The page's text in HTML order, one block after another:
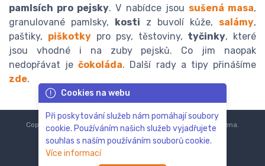
pamlsích pro pejsky. V nabídce jsou sušená masa,
granulované pamlsky, kosti z buvolí kůže, salámy,
paštiky, piškotky pro psy, těstoviny, tyčinky, které
jsou vhodné i na zuby pejsků. Co jim naopak
nedopřávat ječokoláda. Další rady a tipy přinášíme
zde.
Cookies na webu
Při poskytování služeb nám pomáhají soubory
cookie. Používáním našich služeb vyjadřujete
souhlas s naším používáním souborů cookie.
Více informací
Copyright © 2018-2024ZoOo.cz®Všechna práva vyhrazena.